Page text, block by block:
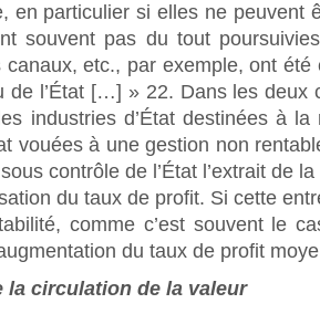
en particulier si elles ne peuvent
souvent pas du tout
canaux, etc., par exemple, ont
de l’État […] » 22. Dans les deux
industries d’État destinées à la
vouées à une gestion non
contrôle de l’État l’extrait de
du taux de profit. Si cette
comme c’est souvent le
du taux de profit
la circulation de la valeur